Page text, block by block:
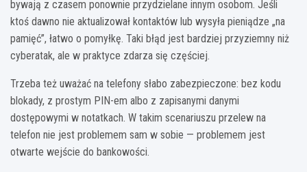
bywają z czasem ponownie przydzielane innym osobom. Jeśli
ktoś dawno nie aktualizował kontaktów lub wysyła pieniądze „na
pamięć”, łatwo o pomyłkę. Taki błąd jest bardziej przyziemny niż
cyberatak, ale w praktyce zdarza się częściej.
Trzeba też uważać na telefony słabo zabezpieczone: bez kodu
blokady, z prostym PIN-em albo z zapisanymi danymi
dostępowymi w notatkach. W takim scenariuszu przelew na
telefon nie jest problemem sam w sobie — problemem jest
otwarte wejście do bankowości.